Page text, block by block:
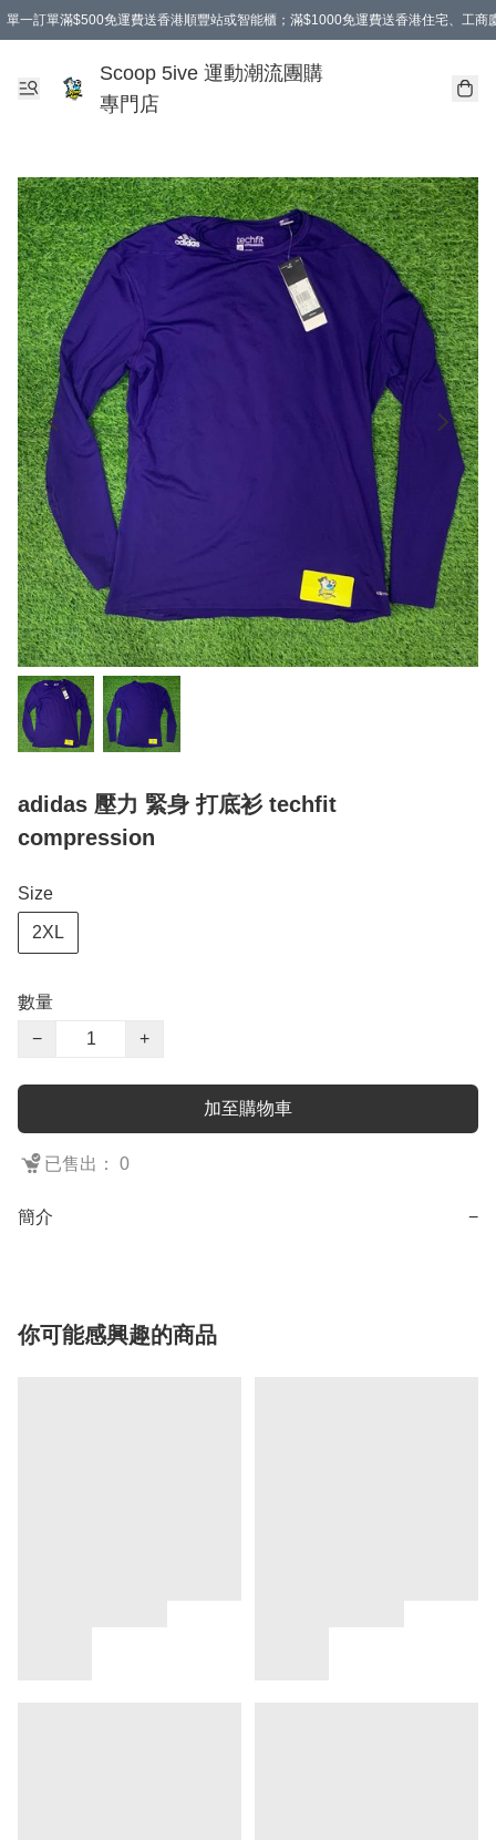
單一訂單滿$500免運費送香港順豐站或智能櫃；滿$1000免運費送香港住宅、工商
Scoop 5ive 運動潮流團購
專門店
adidas 壓力 緊身 打底衫 techfit
compression
Size
2XL
數量
−
+
加至購物車
已售出： 0
簡介 −
你可能感興趣的商品